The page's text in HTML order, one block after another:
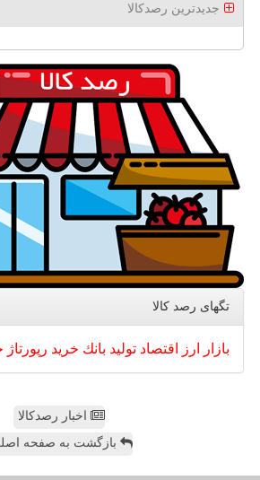
جدیدترین رصدکالا
تگهای رصد كالا
بازار ارز اقتصاد تولید بانك خرید رپورتاژ
اخبار رصدکالا
بازگشت به صفحه